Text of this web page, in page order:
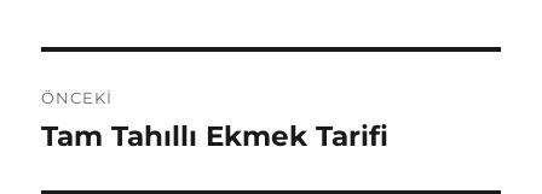
gezinmesi
ÖNCEKI
Önceki
Tam Tahıllı Ekmek Tarifi